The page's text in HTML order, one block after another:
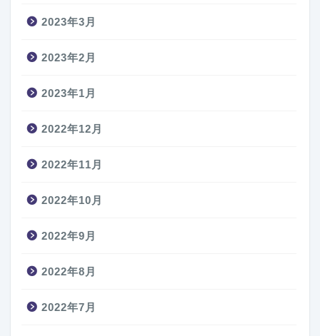
2023年3月
2023年2月
2023年1月
2022年12月
2022年11月
2022年10月
2022年9月
2022年8月
2022年7月